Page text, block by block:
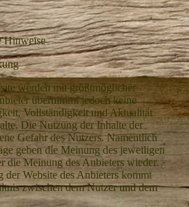
Hinweise
werden mit größtmöglicher
übernimmt jedoch keine
Vollständigkeit und Aktualität
Die Nutzung der Inhalte der
Gefahr des Nutzers. Namentlich
geben die Meinung des jeweiligen
die Meinung des Anbieters wieder.
Website des Anbieters kommt
zwischen dem Nutzer und dem